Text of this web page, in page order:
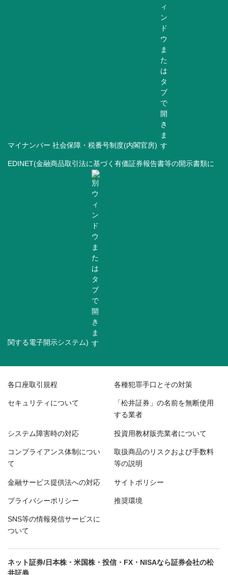
マイナンバー 社会保障・税番号制度(内閣官房)
EDINET(金融商品取引法に基づく有価証券報告書等の開示書類に
関する電子開示システム)
各口座取引規程 各種犯罪手口とその対策
セキュリティについて 「松井証券」の名前を無断使用
する業者
システム障害時の対応 投資用教材販売業者について
コンプライアンス体制につい
て
取扱商品のリスクおよび手数料
等の説明
金融サービス提供法への対応 サイトポリシー
プライバシーポリシー 推奨環境
SNS等の情報発信サービスに
ついて
ネット証券/日本株・米国株・投信・FX・NISAなら証券会社の松
井証券